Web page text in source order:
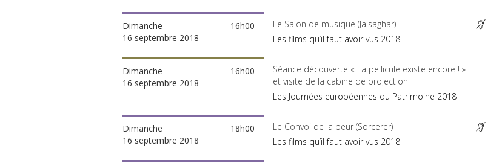
16h00
Dimanche
16 septembre 2018
Le Salon de musique (Jalsaghar)
Les films qu’il faut avoir vus 2018
16h00
Dimanche
16 septembre 2018
Séance découverte « La pellicule existe encore ! »
et visite de la cabine de projection
Les Journées européennes du Patrimoine 2018
18h00
Dimanche
16 septembre 2018
Le Convoi de la peur (Sorcerer)
Les films qu’il faut avoir vus 2018